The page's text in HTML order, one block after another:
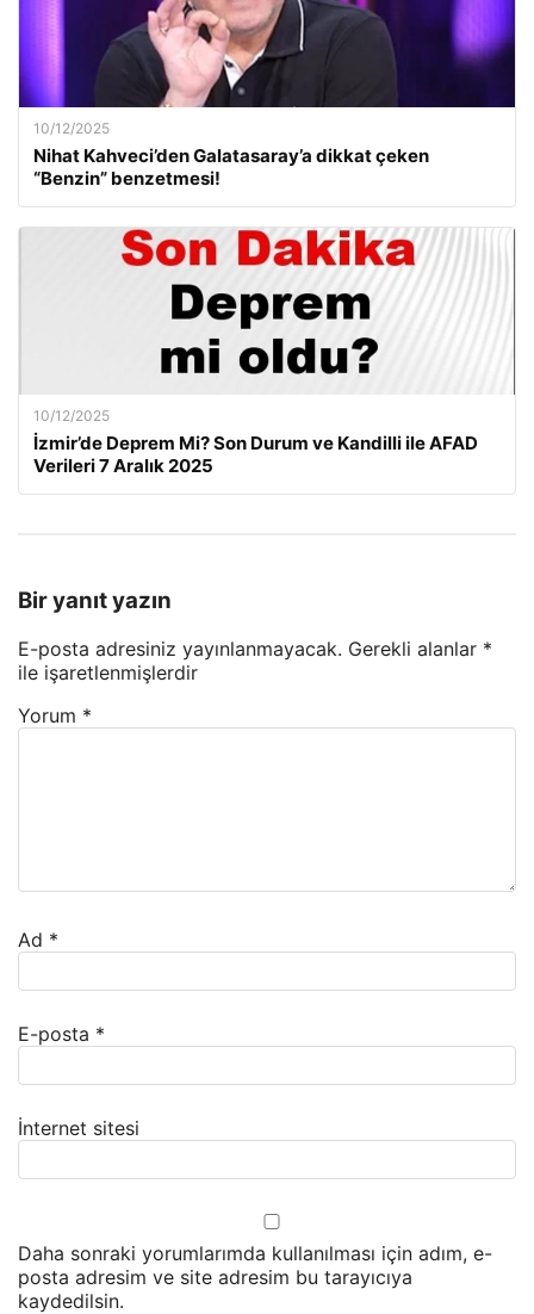
10/12/2025
Nihat Kahveci’den Galatasaray’a dikkat çeken
“Benzin” benzetmesi!
10/12/2025
İzmir’de Deprem Mi? Son Durum ve Kandilli ile AFAD
Verileri 7 Aralık 2025
Bir yanıt yazın
E-posta adresiniz yayınlanmayacak. Gerekli alanlar *
ile işaretlenmişlerdir
Yorum *
Ad *
E-posta *
İnternet sitesi
Daha sonraki yorumlarımda kullanılması için adım, e-
posta adresim ve site adresim bu tarayıcıya
kaydedilsin.